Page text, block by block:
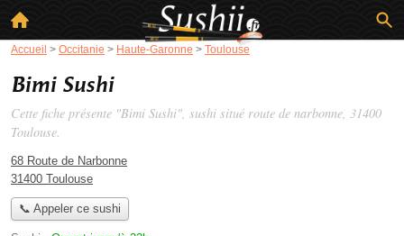
Accueil > Occitanie > Haute-Garonne > Toulouse
Bimi Sushi
Cette fiche présente "Bimi Sushi", sushi situé route de narbonne, 31400
Toulouse.
68 Route de Narbonne
31400 Toulouse
📞 Appeler ce sushi